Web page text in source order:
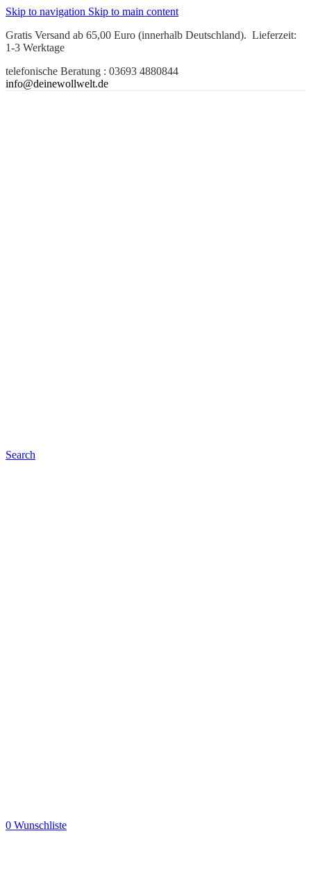
Skip to navigation Skip to main content
Gratis Versand ab 65,00 Euro (innerhalb Deutschland). Lieferzeit:
1-3 Werktage
telefonische Beratung : 03693 4880844
info@deinewollwelt.de
Search
0 Wunschliste